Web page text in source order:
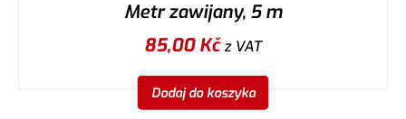
Metr zawijany, 5 m
85,00Kčz VAT
Dodaj do koszyka